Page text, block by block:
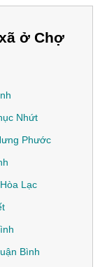
ở Chợ
Nhứt
Phước
Lạc
Bình